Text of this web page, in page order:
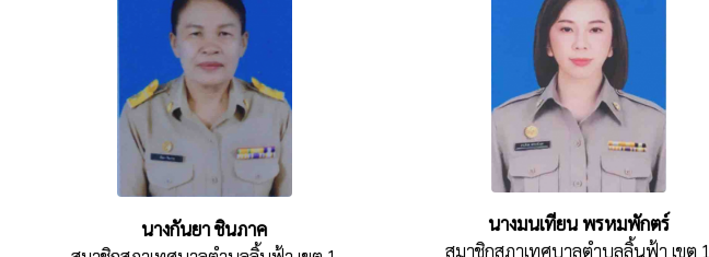
นางกันยา ชินภาค
นางมนเทียน พรหมพักตร์
สมาชิกสภาเทศบาลตำบลลิ้นฟ้า เขต 1